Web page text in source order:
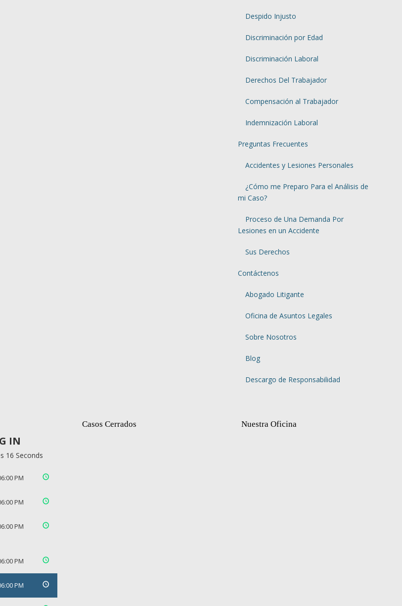
Despido Injusto
Discriminación por Edad
Discriminación Laboral
Derechos Del Trabajador
Compensación al Trabajador
Indemnización Laboral
Preguntas Frecuentes
Accidentes y Lesiones Personales
¿Cómo me Preparo Para el Análisis de
mi Caso?
Proceso de Una Demanda Por
Lesiones en un Accidente
Sus Derechos
Contáctenos
Abogado Litigante
Oficina de Asuntos Legales
Sobre Nosotros
Blog
Descargo de Responsabilidad
IN
15 Seconds
PM
PM
PM
PM
PM
Casos Cerrados Nuestra Oficina